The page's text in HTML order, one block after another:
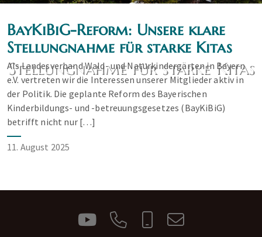
Stellungnahme für starke Kitas
BayKiBiG-Reform: Unsere klare
Stellungnahme für starke Kitas
Als Landesverband Wald- und Naturkindergärten in Bayern
e.V. vertreten wir die Interessen unserer Mitglieder aktiv in
der Politik. Die geplante Reform des Bayerischen
Kinderbildungs- und -betreuungsgesetzes (BayKiBiG)
betrifft nicht nur […]
11. August 2025